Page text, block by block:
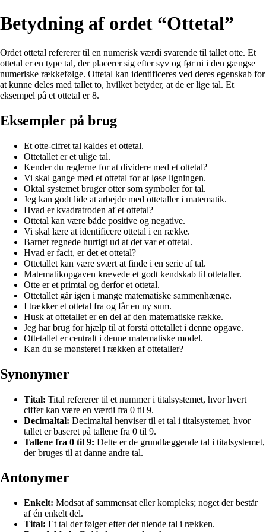
Betydning af ordet “Ottetal”
Ordet ottetal refererer til en numerisk værdi svarende til tallet otte. Et
ottetal er en type tal, der placerer sig efter syv og før ni i den gængse
numeriske rækkefølge. Ottetal kan identificeres ved deres egenskab for
at kunne deles med tallet to, hvilket betyder, at de er lige tal. Et
eksempel på et ottetal er 8.
Eksempler på brug
Et otte-cifret tal kaldes et ottetal.
Ottetallet er et ulige tal.
Kender du reglerne for at dividere med et ottetal?
Vi skal gange med et ottetal for at løse ligningen.
Oktal systemet bruger otter som symboler for tal.
Jeg kan godt lide at arbejde med ottetaller i matematik.
Hvad er kvadratroden af et ottetal?
Ottetal kan være både positive og negative.
Vi skal lære at identificere ottetal i en række.
Barnet regnede hurtigt ud at det var et ottetal.
Hvad er facit, er det et ottetal?
Ottetallet kan være svært at finde i en serie af tal.
Matematikopgaven krævede et godt kendskab til ottetaller.
Otte er et primtal og derfor et ottetal.
Ottetallet går igen i mange matematiske sammenhænge.
I trækker et ottetal fra og får en ny sum.
Husk at ottetallet er en del af den matematiske række.
Jeg har brug for hjælp til at forstå ottetallet i denne opgave.
Ottetallet er centralt i denne matematiske model.
Kan du se mønsteret i rækken af ottetaller?
Synonymer
Tital: Tital refererer til et nummer i titalsystemet, hvor hvert
ciffer kan være en værdi fra 0 til 9.
Decimaltal: Decimaltal henviser til et tal i titalsystemet, hvor
tallet er baseret på tallene fra 0 til 9.
Tallene fra 0 til 9: Dette er de grundlæggende tal i titalsystemet,
der bruges til at danne andre tal.
Antonymer
Enkelt: Modsat af sammensat eller kompleks; noget der består
af én enkelt del.
Tital: Et tal der følger efter det niende tal i rækken.